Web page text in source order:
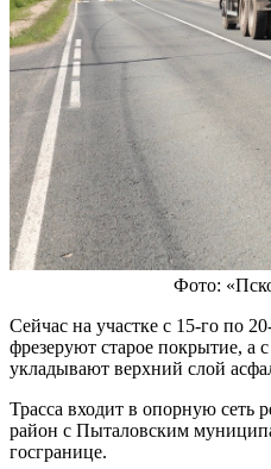
Фото:
Сейчас на участке с 15-го по
фрезеруют старое покрытие, а
укладывают верхний слой
Трасса входит в опорную сеть
район с Пыталовским
госгранице.